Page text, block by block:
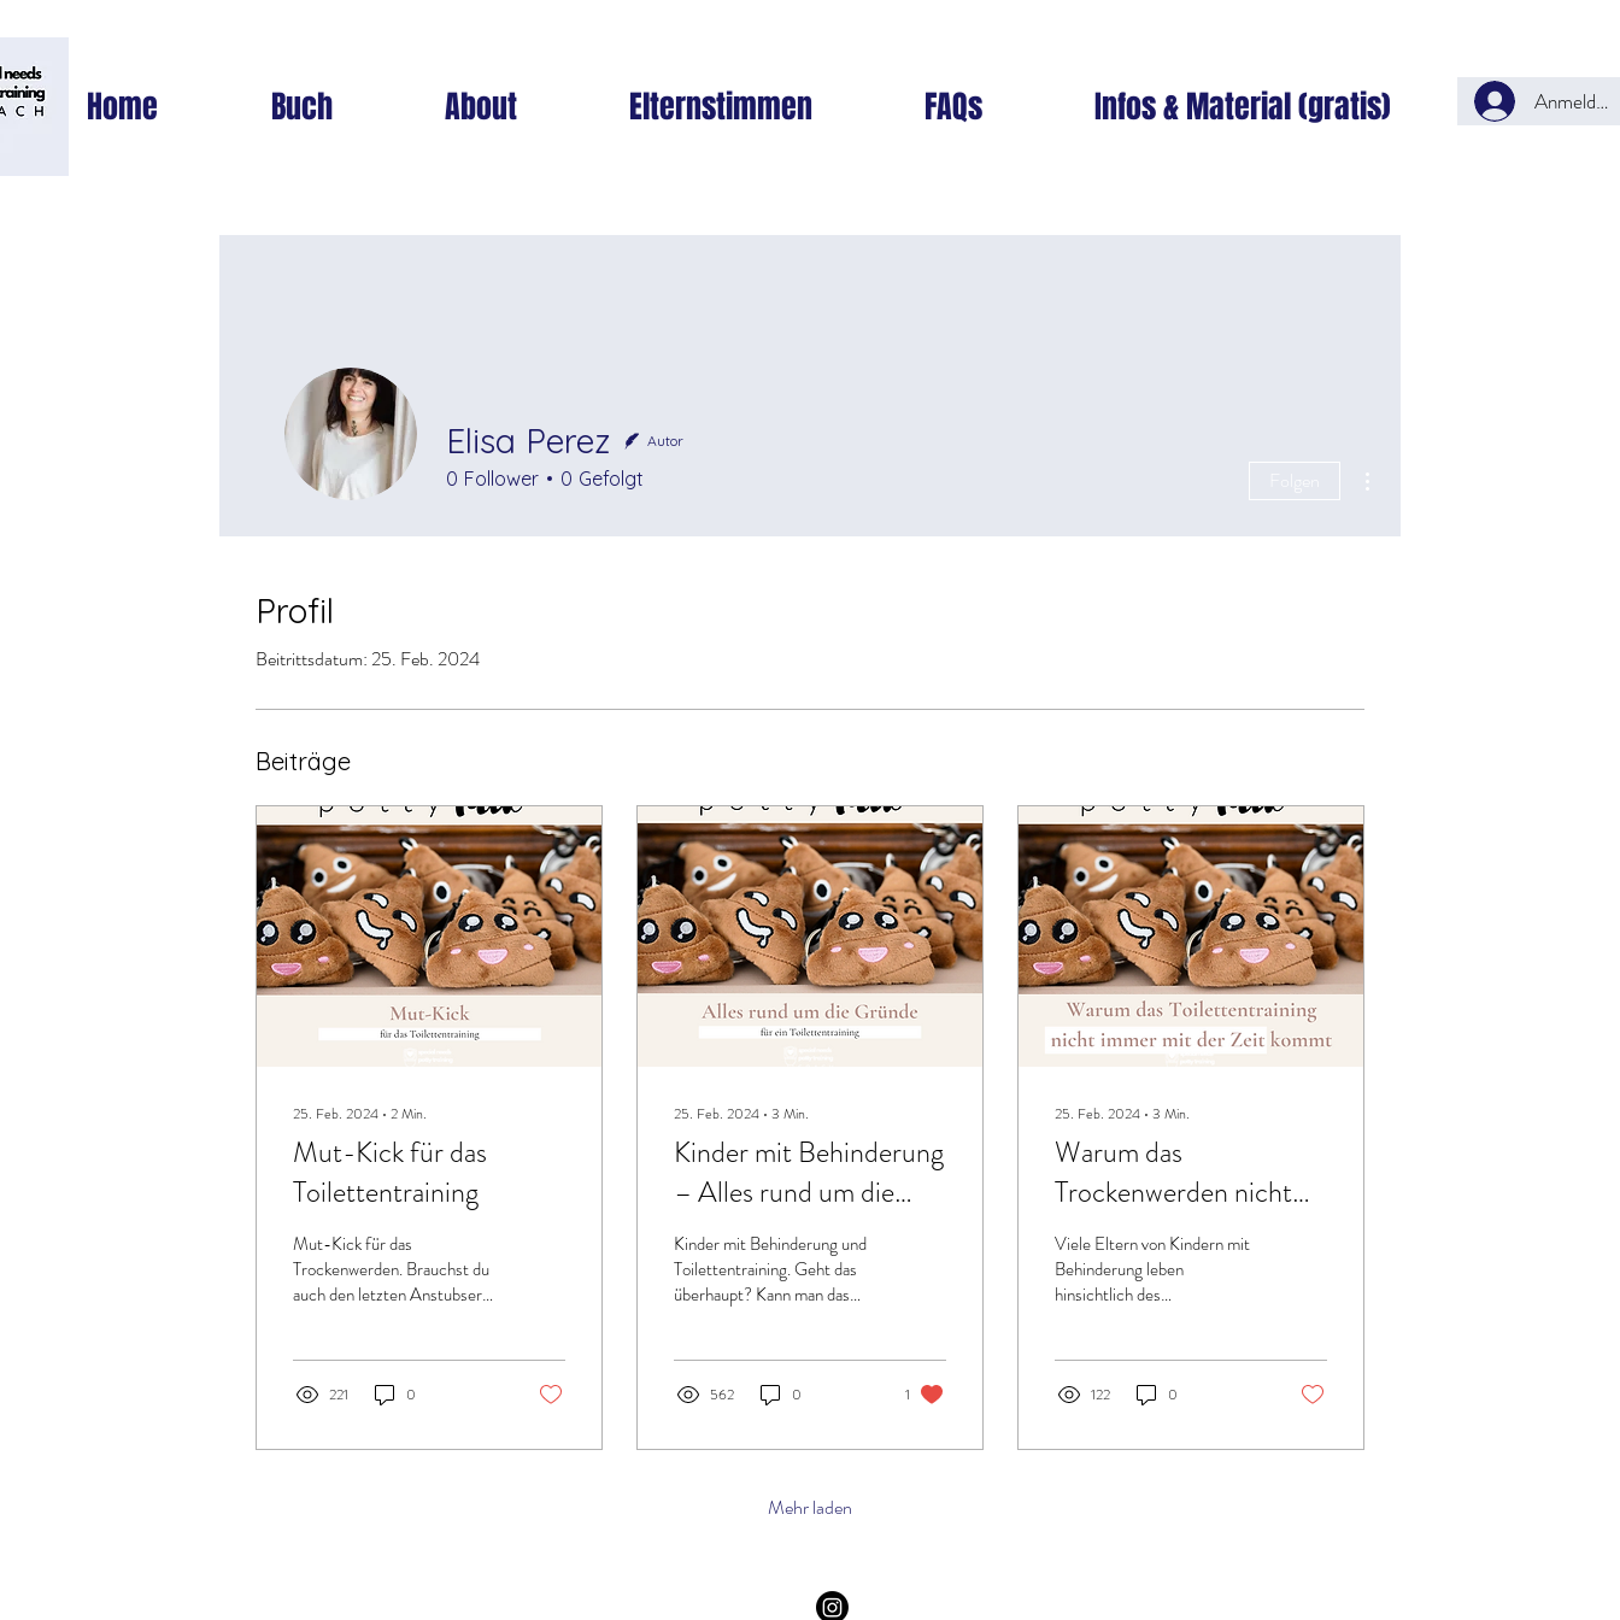
Home Buch About Elternstimmen FAQs Infos & Material (gratis) Anmelden
Profil
Beitrittsdatum: 25. Feb. 2024
Beiträge
25. Feb. 2024 ∙ 2Min.
Mut-Kick für das
Toilettentraining
Mut-Kick für das
Trockenwerden. Brauchst du
auch den letzten Anstubser
anzugehen?...
221 0
25. Feb. 2024 ∙ 3 Min.
Kinder mit Behinderung
– Alles rund um die
Gründe für ein
Toilettentraining
Kinder mit Behinderung und
Toilettentraining. Geht das
überhaupt? Kann man das
Kind mit...
562 0 1
25. Feb. 2024 ∙ 3 Min.
Warum das
Trockenwerden nicht
immer “mit der Zeit
kommt”
Viele Eltern von Kindern mit
Behinderung leben
hinsichtlich des
zeigen, wann es...
122 0
Mehr laden
Profil Protokolle Elisa Perez Autor
0 Follower 0 Gefolgt